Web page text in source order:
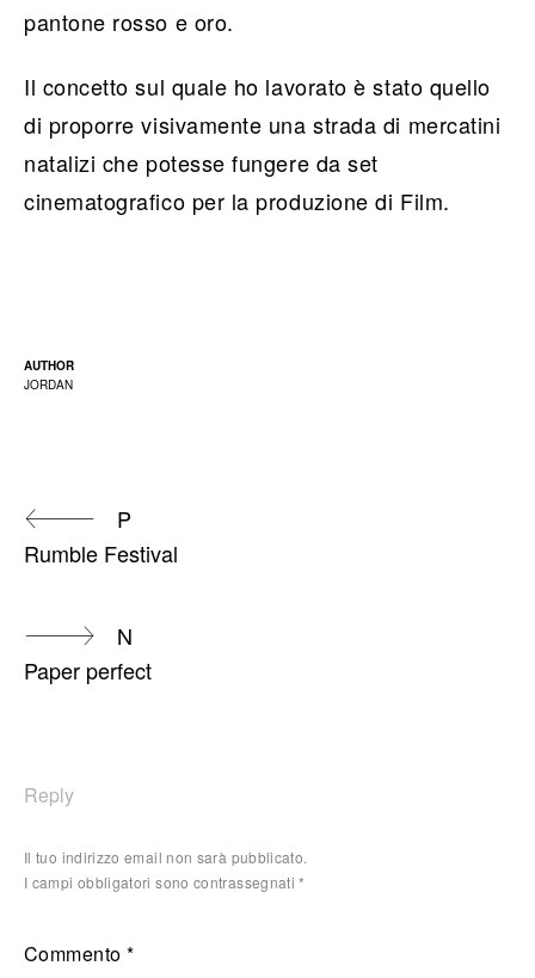
pantone rosso e oro.
Il concetto sul quale ho lavorato è stato quello
di proporre visivamente una strada di mercatini
natalizi che potesse fungere da set
cinematografico per la produzione di Film.
AUTHOR
JORDAN
Continue
P
Rumble Festival
N
Paper perfect
Reply
Il tuo indirizzo email non sarà pubblicato.
I campi obbligatori sono contrassegnati*
Commento*